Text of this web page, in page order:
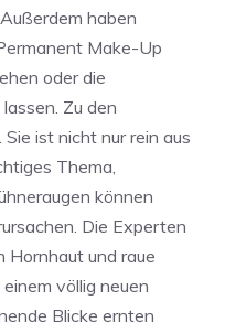
haben
Make-Up
oder die
Zu den
ist nicht nur rein aus
Thema,
können
Die Experten
Hornhaut und raue
völlig neuen
Blicke ernten